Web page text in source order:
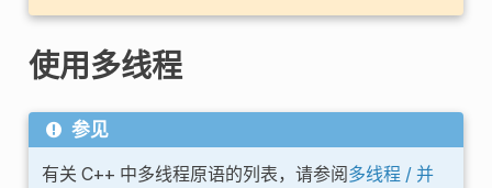
使用多线程
参见
有关 C++ 中多线程原语的列表，请参阅多线程 / 并